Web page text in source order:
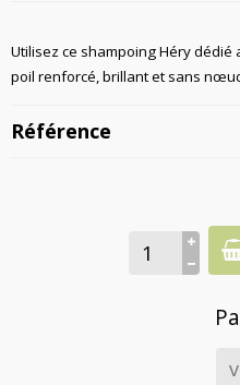
Utilisez ce shampoing Héry
poil renforcé, brillant et sans
Référence